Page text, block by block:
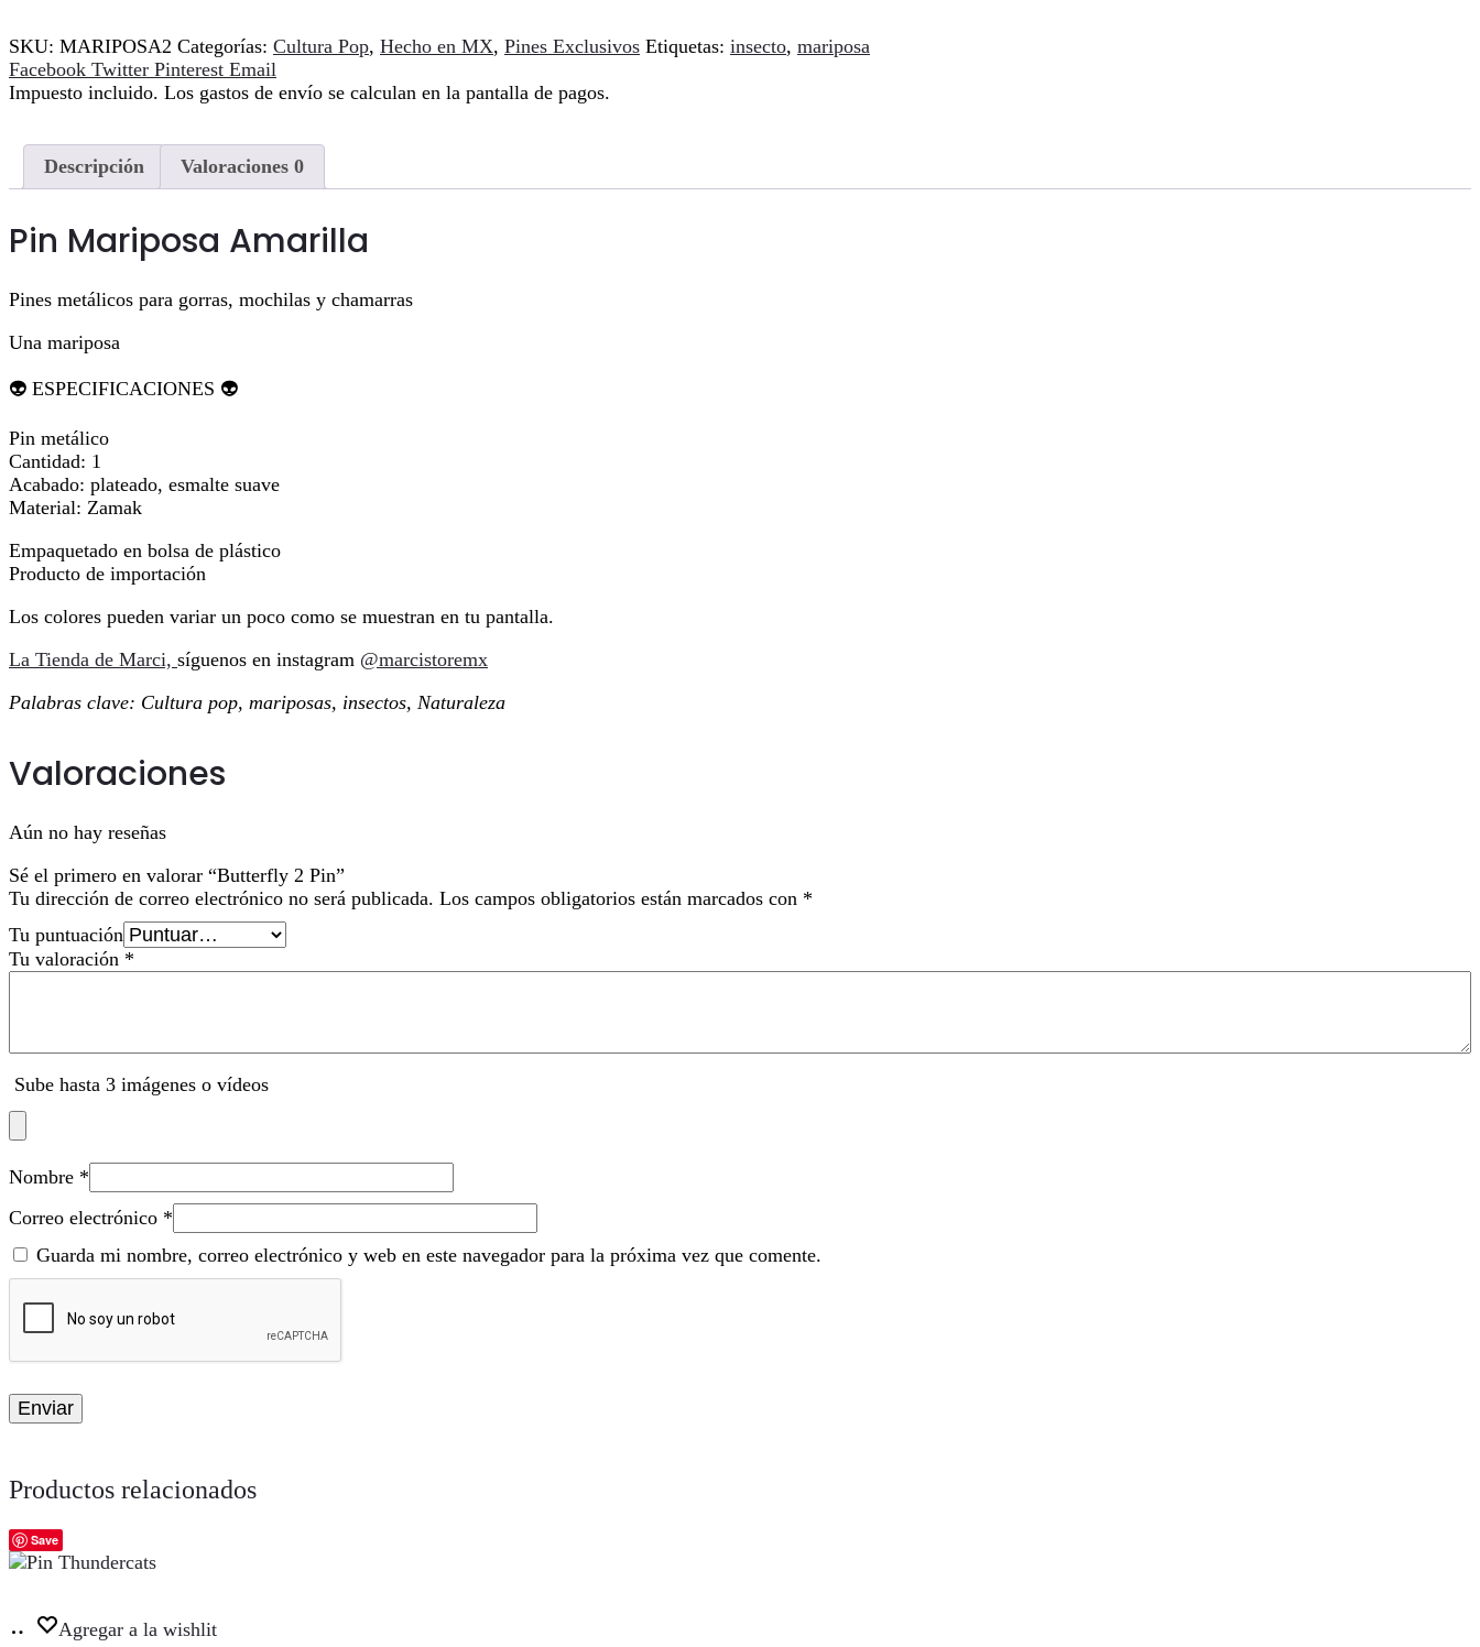
SKU: MARIPOSA2 Categorías: Cultura Pop, Hecho en MX, Pines Exclusivos Etiquetas: insecto, mariposa
Compartir
Facebook Twitter Pinterest Email
Impuesto incluido. Los gastos de envío se calculan en la pantalla de pagos.
Descripción Valoraciones 0
Pin Mariposa Amarilla
Pines metálicos para gorras, mochilas y chamarras
Una mariposa
👽 ESPECIFICACIONES 👽
Pin metálico
Cantidad: 1
Acabado: plateado, esmalte suave
Material: Zamak
Empaquetado en bolsa de plástico
Producto de importación
Los colores pueden variar un poco como se muestran en tu pantalla.
La Tienda de Marci, síguenos en instagram @marcistoremx
Palabras clave: Cultura pop, mariposas, insectos, Naturaleza
Valoraciones
Aún no hay reseñas
Sé el primero en valorar “Butterfly 2 Pin”
Tu dirección de correo electrónico no será publicada. Los campos obligatorios están marcados con *
Tu puntuación
Tu valoración *
Sube hasta 3 imágenes o vídeos
Nombre *
Correo electrónico *
Guarda mi nombre, correo electrónico y web en este navegador para la próxima vez que comente.
Productos relacionados
Save
AñadirAgregar a la wishlit